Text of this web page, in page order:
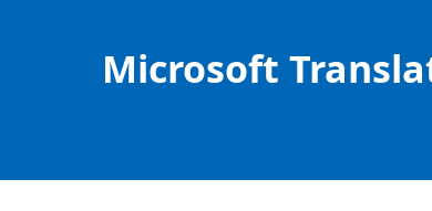
Microsoft